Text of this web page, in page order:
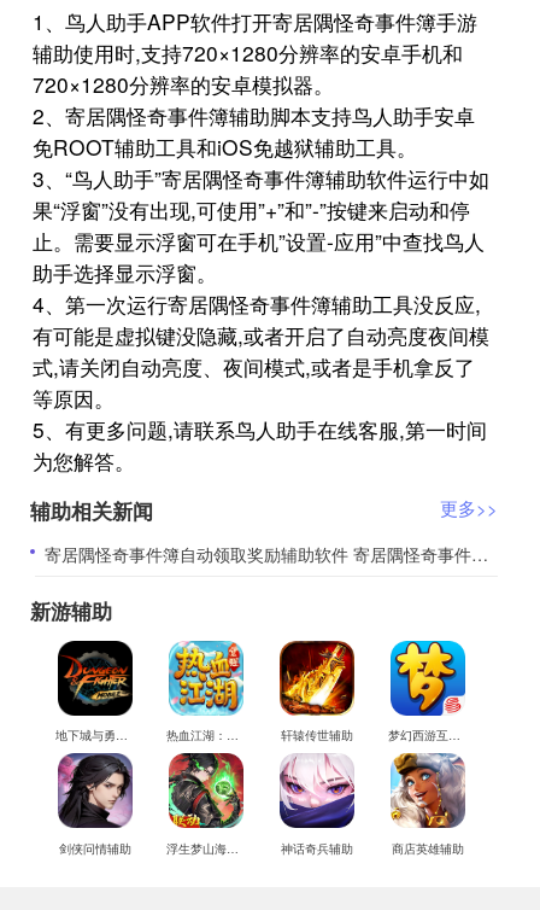
1、鸟人助手APP软件打开寄居隅怪奇事件簿手游
辅助使用时,支持720×1280分辨率的安卓手机和
720×1280分辨率的安卓模拟器。
2、寄居隅怪奇事件簿辅助脚本支持鸟人助手安卓
免ROOT辅助工具和iOS免越狱辅助工具。
3、“鸟人助手”寄居隅怪奇事件簿辅助软件运行中如
果“浮窗”没有出现,可使用”+”和”-”按键来启动和停
止。需要显示浮窗可在手机”设置-应用”中查找鸟人
助手选择显示浮窗。
4、第一次运行寄居隅怪奇事件簿辅助工具没反应,
有可能是虚拟键没隐藏,或者开启了自动亮度夜间模
式,请关闭自动亮度、夜间模式,或者是手机拿反了
等原因。
5、有更多问题,请联系鸟人助手在线客服,第一时间
为您解答。
辅助相关新闻
更多>>
​寄居隅怪奇事件簿自动领取奖励辅助软件 寄居隅怪奇事件簿全章节通关流程攻略
新游辅助
地下城与勇士M辅助 热血江湖：觉醒辅助 轩辕传世辅助 梦幻西游互通版辅助
剑侠问情辅助 神话奇兵辅助 商店英雄辅助